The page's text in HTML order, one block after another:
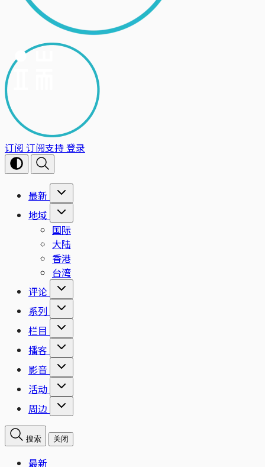
订阅 订阅支持登录
最新
地域
国际
大陆
香港
台湾
评论
系列
栏目
播客
影音
活动
周边
搜索 关闭
最新